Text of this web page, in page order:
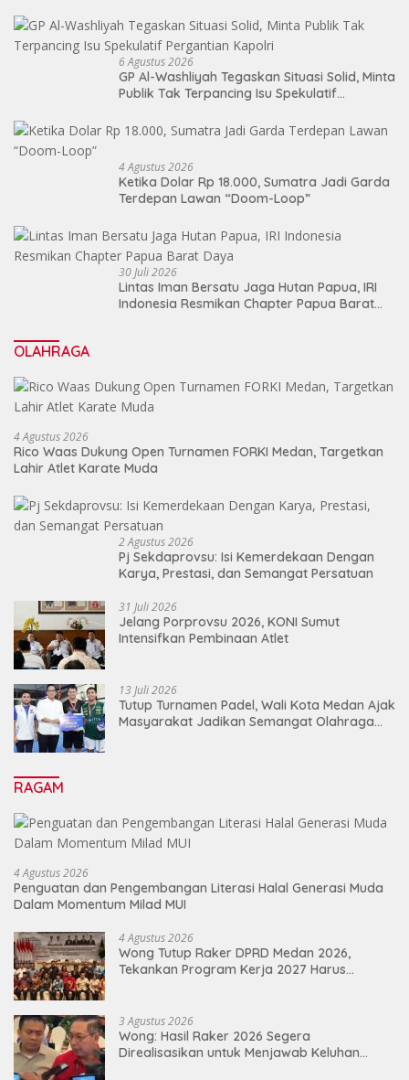
6 Agustus 2026
GP Al-Washliyah Tegaskan Situasi Solid, Minta
Publik Tak Terpancing Isu Spekulatif
4 Agustus 2026
Ketika Dolar Rp 18.000, Sumatra Jadi Garda
Terdepan Lawan “Doom-Loop”
30 Juli 2026
Lintas Iman Bersatu Jaga Hutan Papua, IRI
Indonesia Resmikan Chapter Papua Barat
OLAHRAGA
4 Agustus 2026
Rico Waas Dukung Open Turnamen FORKI Medan, Targetkan
Lahir Atlet Karate Muda
2 Agustus 2026
Pj Sekdaprovsu: Isi Kemerdekaan Dengan
Karya, Prestasi, dan Semangat Persatuan
31 Juli 2026
Jelang Porprovsu 2026, KONI Sumut
Intensifkan Pembinaan Atlet
13 Juli 2026
Tutup Turnamen Padel, Wali Kota Medan Ajak
Masyarakat Jadikan Semangat Olahraga
RAGAM
4 Agustus 2026
Penguatan dan Pengembangan Literasi Halal Generasi Muda
Dalam Momentum Milad MUI
4 Agustus 2026
Wong Tutup Raker DPRD Medan 2026,
Tekankan Program Kerja 2027 Harus
3 Agustus 2026
Wong: Hasil Raker 2026 Segera
Direalisasikan untuk Menjawab Keluhan